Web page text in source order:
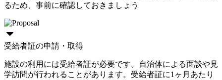
るため、事前に確認しておきましょう
受給者証の申請・取得
施設の利用には受給者証が必要です。自治体による面談や見
学訪問が行われることがあります。受給者証に1ヶ月あたり